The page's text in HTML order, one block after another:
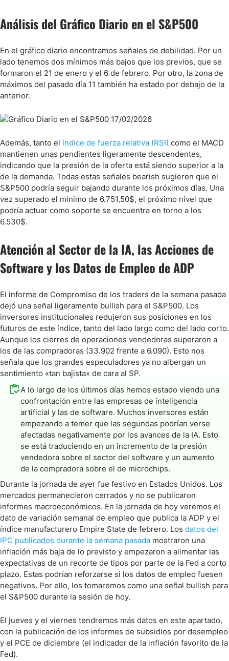
Análisis del Gráfico Diario en el S&P500
En el gráfico diario encontramos señales de debilidad. Por un
lado tenemos dos mínimos más bajos que los previos, que se
formaron el 21 de enero y el 6 de febrero. Por otro, la zona de
máximos del pasado día 11 también ha estado por debajo de la
anterior.
Además, tanto el índice de fuerza relativa (RSI) como el MACD
mantienen unas pendientes ligeramente descendentes,
indicando que la presión de la oferta está siendo superior a la
de la demanda. Todas estas señales bearish sugieren que el
S&P500 podría seguir bajando durante los próximos días. Una
vez superado el mínimo de 6.751,50$, el próximo nivel que
podría actuar como soporte se encuentra en torno a los
6.530$.
Atención al Sector de la IA, las Acciones de
Software y los Datos de Empleo de ADP
El informe de Compromiso de los traders de la semana pasada
dejó una señal ligeramente bullish para el S&P500. Los
inversores institucionales redujeron sus posiciones en los
futuros de este índice, tanto del lado largo como del lado corto.
Aunque los cierres de operaciones vendedoras superaron a
los de las compradoras (33.902 frente a 6.090). Esto nos
señala que los grandes especuladores ya no albergan un
sentimiento «tan bajista» de cara al SP.
A lo largo de los últimos días hemos estado viendo una
confrontación entre las empresas de inteligencia
artificial y las de software. Muchos inversores están
empezando a temer que las segundas podrían verse
afectadas negativamente por los avances de la IA. Esto
se está traduciendo en un incremento de la presión
vendedora sobre el sector del software y un aumento
de la compradora sobre el de microchips.
Durante la jornada de ayer fue festivo en Estados Unidos. Los
mercados permanecieron cerrados y no se publicaron
informes macroeconómicos. En la jornada de hoy veremos el
dato de variación semanal de empleo que publica la ADP y el
índice manufacturero Empire State de febrero. Los datos del
IPC publicados durante la semana pasada mostraron una
inflación más baja de lo previsto y empezaron a alimentar las
expectativas de un recorte de tipos por parte de la Fed a corto
plazo. Estas podrían reforzarse si los datos de empleo fuesen
negativos. Por ello, los tomaremos como una señal bullish para
el S&P500 durante la sesión de hoy.
El jueves y el viernes tendremos más datos en este apartado,
con la publicación de los informes de subsidios por desempleo
y el PCE de diciembre (el indicador de la inflación favorito de la
Fed).